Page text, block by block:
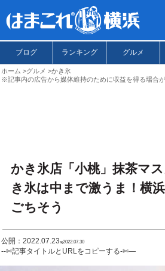
ブログ ランキング グルメ
ホーム グルメ
かき氷
※記事内の広告から媒体維持のために収益を得る場合
かき氷店「小桃」抹茶マ
き氷は中まで激うま！横
ごちそう
公開：2022.07.23ಇ2022.07.30
--✄記事タイトルとURLをコピーする-✄—